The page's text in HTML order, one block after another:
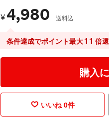
¥4,980 送料込
条件達成でポイント最大11 倍
購入
いいね 0件